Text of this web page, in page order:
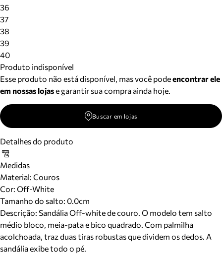
36
37
38
39
40
Produto indisponível
Esse produto não está disponível, mas você podeencontrar ele
em nossas lojase garantir sua compra ainda hoje.
Buscar em lojas
Detalhes do produto
Medidas
Material: Couros
Cor: Off-White
Tamanho do salto: 0.0cm
Descrição: Sandália Off-white de couro. O modelo tem salto
médio bloco, meia-pata e bico quadrado. Com palmilha
acolchoada, traz duas tiras robustas que dividem os dedos. A
sandália exibe todo o pé.